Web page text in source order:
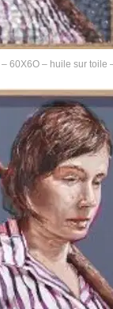
– 60X6O – huile sur toile